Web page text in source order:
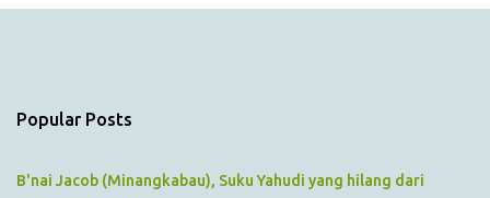
s
Popular Posts
B'nai Jacob (Minangkabau), Suku Yahudi yang hilang dari